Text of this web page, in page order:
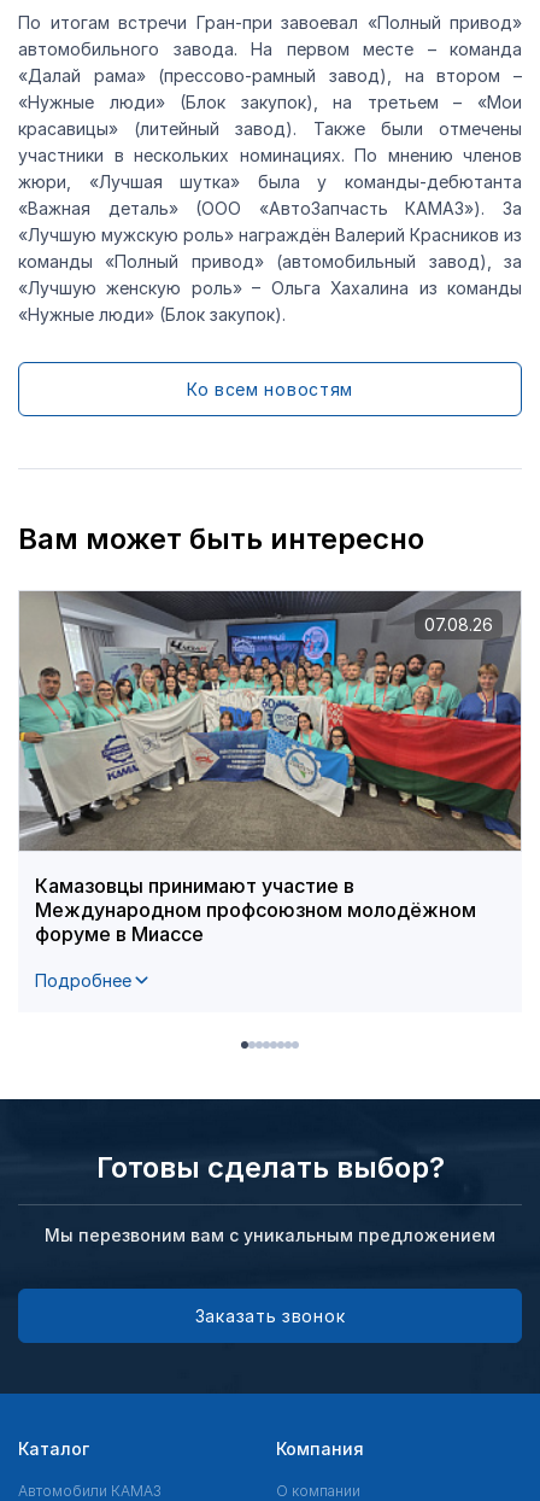
По итогам встречи Гран-при завоевал «Полный привод»
автомобильного завода. На первом месте – команда
«Далай рама» (прессово-рамный завод), на втором –
«Нужные люди» (Блок закупок), на третьем – «Мои
красавицы» (литейный завод). Также были отмечены
участники в нескольких номинациях. По мнению членов
жюри, «Лучшая шутка» была у команды-дебютанта
«Важная деталь» (ООО «АвтоЗапчасть КАМАЗ»). За
«Лучшую мужскую роль» награждён Валерий Красников из
команды «Полный привод» (автомобильный завод), за
«Лучшую женскую роль» – Ольга Хахалина из команды
«Нужные люди» (Блок закупок).
Ко всем новостям
Вам может быть интересно
Камазовцы принимают участие в
Международном профсоюзном молодёжном
форуме в Миассе
Подробнее
07.08.26
Готовы сделать выбор?
Мы перезвоним вам с уникальным предложением
Заказать звонок
Каталог
Автомобили КАМАЗ
Компания
О компании